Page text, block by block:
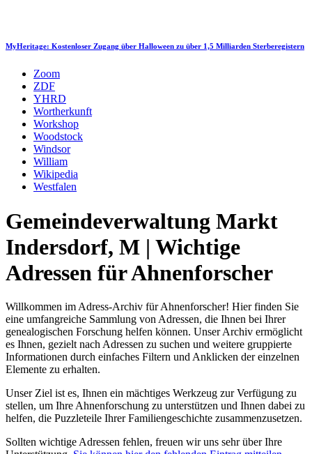
MyHeritage: Kostenloser Zugang über Halloween zu über 1,5 Milliarden Sterberegistern
Zoom
ZDF
YHRD
Wortherkunft
Workshop
Woodstock
Windsor
William
Wikipedia
Westfalen
Gemeindeverwaltung Markt
Indersdorf, M | Wichtige
Adressen für Ahnenforscher
Willkommen im Adress-Archiv für Ahnenforscher! Hier finden Sie
eine umfangreiche Sammlung von Adressen, die Ihnen bei Ihrer
genealogischen Forschung helfen können. Unser Archiv ermöglicht
es Ihnen, gezielt nach Adressen zu suchen und weitere gruppierte
Informationen durch einfaches Filtern und Anklicken der einzelnen
Elemente zu erhalten.
Unser Ziel ist es, Ihnen ein mächtiges Werkzeug zur Verfügung zu
stellen, um Ihre Ahnenforschung zu unterstützen und Ihnen dabei zu
helfen, die Puzzleteile Ihrer Familiengeschichte zusammenzusetzen.
Sollten wichtige Adressen fehlen, freuen wir uns sehr über Ihre